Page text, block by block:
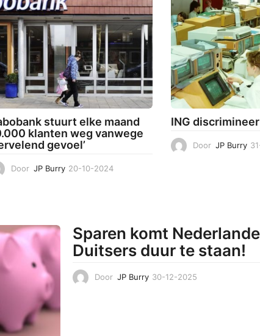
3
-
2
0
2
5
stuurt elke maand
klanten weg vanwege
gevoel’
Door JP Burry 20-10-2024
2
0
ING
Door JP Burry
Sparen komt
Duitsers duur te staan!
Door JP Burry 30-12-2025